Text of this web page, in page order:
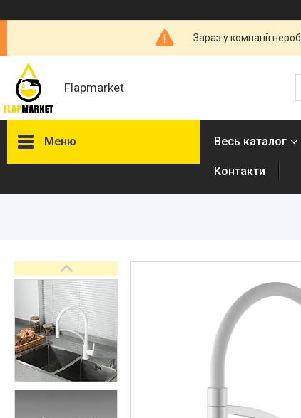
Зараз у компанії
Flapmarket
Меню
Душові трапи, дренажні
канали
Аксесуари для ванної
кімнати
Запчастини та комплектуючі
Гнучкі шланги (підведення)
Весь каталог
Контакти